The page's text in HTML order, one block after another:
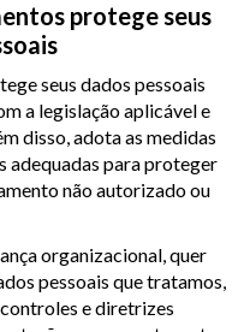
protege seus
seus dados pessoais
a legislação aplicável e
disso, adota as medidas
adequadas para proteger
não autorizado ou
organizacional, quer
pessoais que tratamos,
e diretrizes